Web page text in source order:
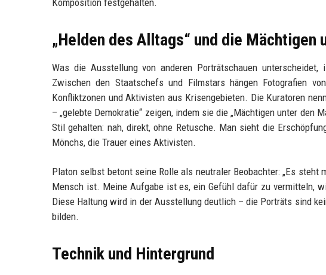
Komposition festgehalten.
„Helden des Alltags“ und die Mächtigen
Was die Ausstellung von anderen Porträtschauen
Zwischen den Staatschefs und Filmstars hängen Fotografien
Konfliktzonen und Aktivisten aus Krisengebieten. Die Kuratoren
– „gelebte Demokratie“ zeigen, indem sie die „Mächtigen unter den
Stil gehalten: nah, direkt, ohne Retusche. Man sieht die
Mönchs, die Trauer eines Aktivisten.
Platon selbst betont seine Rolle als neutraler Beobachter: „Es
Mensch ist. Meine Aufgabe ist es, ein Gefühl dafür zu vermitteln,
Diese Haltung wird in der Ausstellung deutlich – die Porträts sind
bilden.
Technik und Hintergrund